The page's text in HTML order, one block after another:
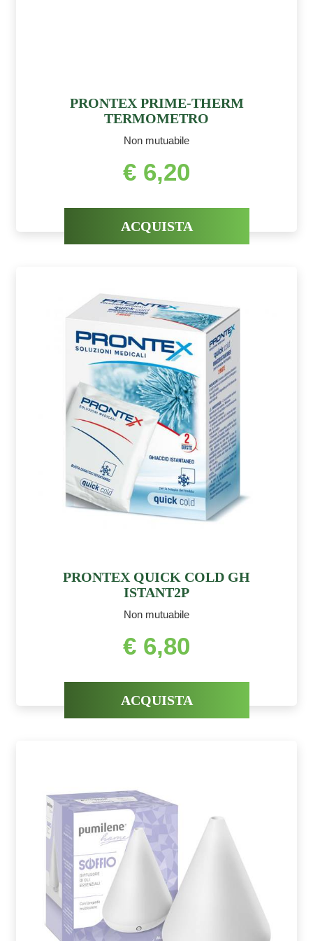
PRONTEX PRIME-THERM
TERMOMETRO
Non mutuabile
€ 6,20
ACQUISTA
PRONTEX QUICK COLD GH
ISTANT2P
Non mutuabile
€ 6,80
ACQUISTA